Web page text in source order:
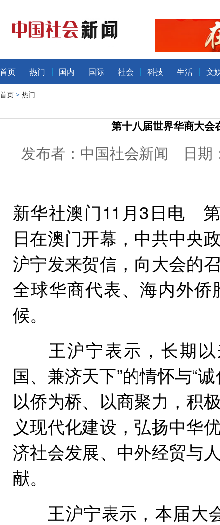
首页 热门 国内 国际 社会 科技 生活 文
首页 > 热门
第十八届世界华商大会
发布者：中国社会新闻 日
新华社澳门11月3日电
日在澳门开幕，中共中央
沪宁发来贺信，向大会的
全球华商代表、海内外
候。
王沪宁表示，长期以
国、兼济天下”的情怀与“
以侨为桥、以商聚力，积
义现代化建设，弘扬中华
济社会发展、中外经贸与
献。
王沪宁表示，本届大